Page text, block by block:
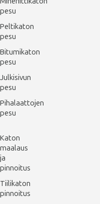
pesu
Peltikaton
pesu
Bitumikaton
pesu
Julkisivun
pesu
Pihalaattojen
pesu
Katon
maalaus
ja
pinnoitus
Tiilikaton
pinnoitus